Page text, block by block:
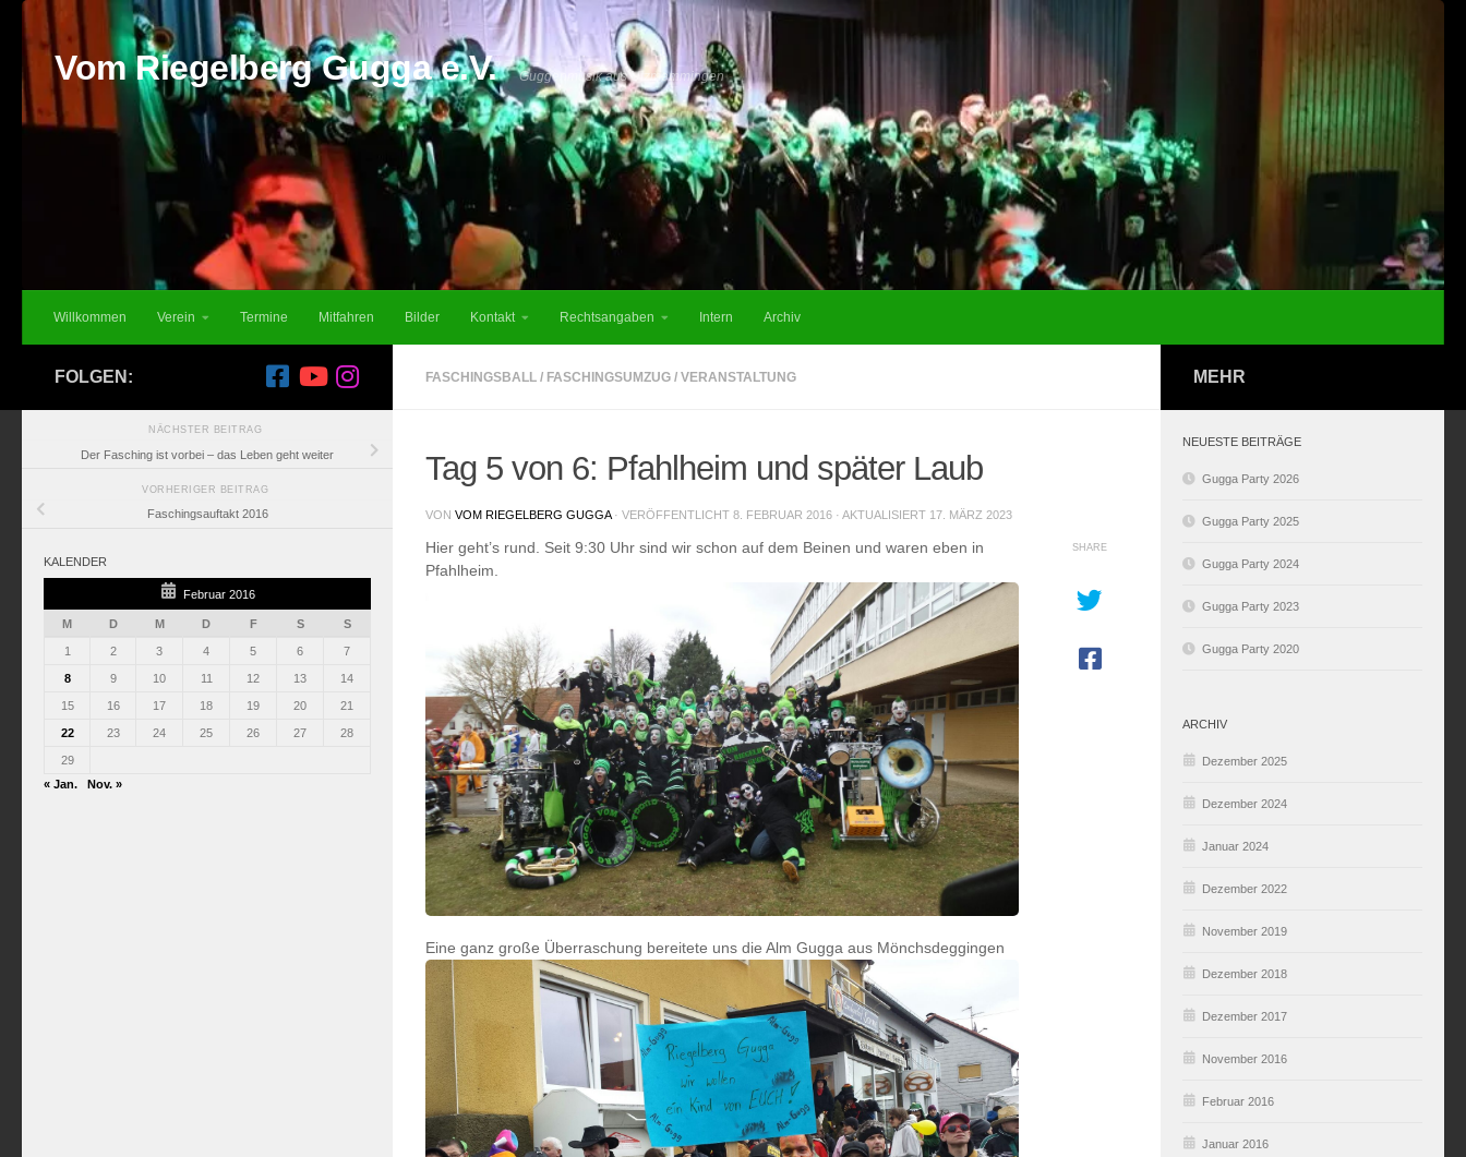
Vom Riegelberg Gugga e.V. Guggenmusik aus Utzmemmingen
Willkommen Verein Termine Mitfahren Bilder Kontakt Rechtsangaben Intern Archiv
FASCHINGSBALL / FASCHINGSUMZUG / VERANSTALTUNG
Tag 5 von 6: Pfahlheim und später Laub
VON VOM RIEGELBERG GUGGA · VERÖFFENTLICHT 8. FEBRUAR 2016 · AKTUALISIERT 17. MÄRZ 2023
Hier geht’s rund. Seit 9:30 Uhr sind wir schon auf dem Beinen und waren eben in
Pfahlheim.
Eine ganz große Überraschung bereitete uns die Alm Gugga aus Mönchsdeggingen
SHARE
FOLGEN:
NÄCHSTER BEITRAG
Der Fasching ist vorbei – das Leben geht weiter
VORHERIGER BEITRAG
Faschingsauftakt 2016
KALENDER
Februar 2016
M D M D F S S
1 2 3 4 5 6 7
8 9 10 11 12 13 14
15 16 17 18 19 20 21
22 23 24 25 26 27 28
29
« Jan.
Nov. »
MEHR
NEUESTE BEITRÄGE
Gugga Party 2026
Gugga Party 2025
Gugga Party 2024
Gugga Party 2023
Gugga Party 2020
ARCHIV
Dezember 2025
Dezember 2024
Januar 2024
Dezember 2022
November 2019
Dezember 2018
Dezember 2017
November 2016
Februar 2016
Januar 2016